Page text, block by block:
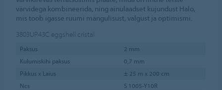
värvidega kombineerida, ning ainulaadset kujundust Halo,
mis toob igasse ruumi mängulisust, valgust ja optimismi.
3803UP43C eggshell cristal
Paksus
2 mm
Kulumiskihi paksus
0,7 mm
Pikkus x Laius
± 25 m x 200 cm
Ncs
S 1005-Y10R